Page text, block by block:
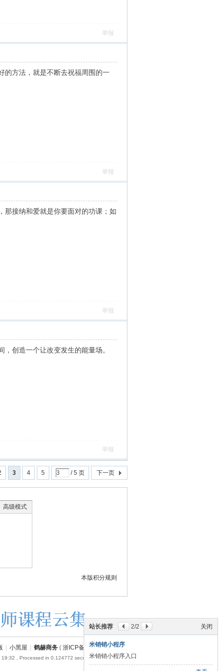
举报
的方法，就是不断去祝福周围的一
举报
那接纳和爱就是你要面对的功课；如
举报
创造一个让改变发生的能量场。
举报
3 4 5 / 5 页 下一页
高级模式
本版积分规则
关闭
站长推荐 2/2
米销销小程序
米销销小程序入口
| 小黑屋 | 鹤赫商务 ( 浙ICP备18054110号-1)
19:32 , Processed in 0.124772 second(s), 17 queries .